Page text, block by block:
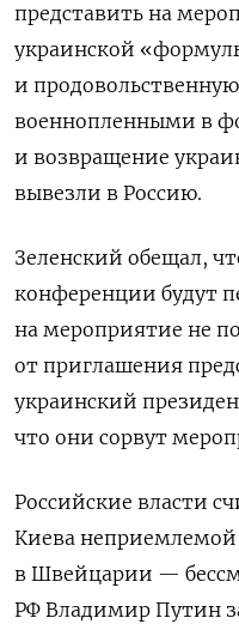
представить на
украинской
и
военнопленными в
и возвращение
вывезли в Россию.
Зеленский обещал,
конференции будут
на мероприятие не
от приглашения
украинский
что они сорвут
Российские власти
Киева
в Швейцарии —
РФ Владимир Путин